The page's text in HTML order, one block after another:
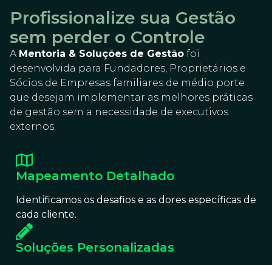
Profissionalize sua Gestão
sem perder o Controle
A Mentoria & Soluções de Gestão foi
desenvolvida para Fundadores, Proprietários e
Sócios de Empresas familiares de médio porte
que desejam implementar as melhores práticas
de gestão sem a necessidade de executivos
externos.
Mapeamento Detalhado
Identificamos os desafios e as dores específicas de
cada cliente.
Soluções Personalizadas